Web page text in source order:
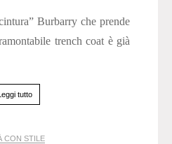
Burbarry che prende
trench coat è già
tutto
CON STILE